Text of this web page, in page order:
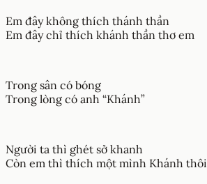
Em đây không thích thánh thần
Em đây chỉ thích khánh thần thơ em
Trong sân có bóng
Trong lòng có anh “Khánh”
Người ta thì ghét sở khanh
Còn em thì thích một mình Khánh thôi